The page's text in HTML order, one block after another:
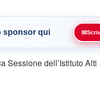
sponsor qui ✉
Sessione dell’Istituto